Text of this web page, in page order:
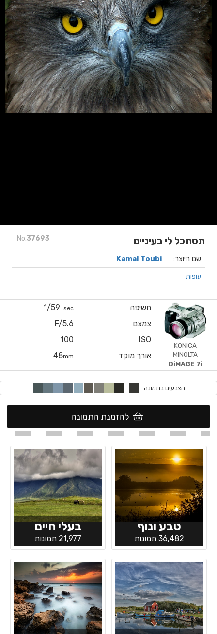
No.37693 תסתכל לי בעיניים
שם היוצר: Kamal Toubi
עופות
חשיפה sec
1/59
צמצם
F/5.6
ISO
100
אורך מוקד
48mm
KONICA
MINOLTA
DiMAGE 7i
הצבעים בתמונה
להזמנת התמונה
טבע ונוף
36,482 תמונות
בעלי חיים
21,977 תמונות